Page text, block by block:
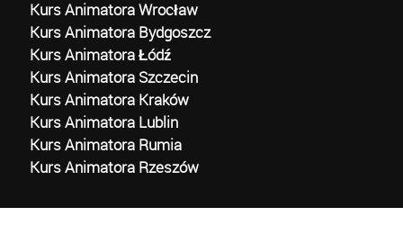
Kurs Animatora Wrocław
Kurs Animatora Bydgoszcz
Kurs Animatora Łódź
Kurs Animatora Szczecin
Kurs Animatora Kraków
Kurs Animatora Lublin
Kurs Animatora Rumia
Kurs Animatora Rzeszów